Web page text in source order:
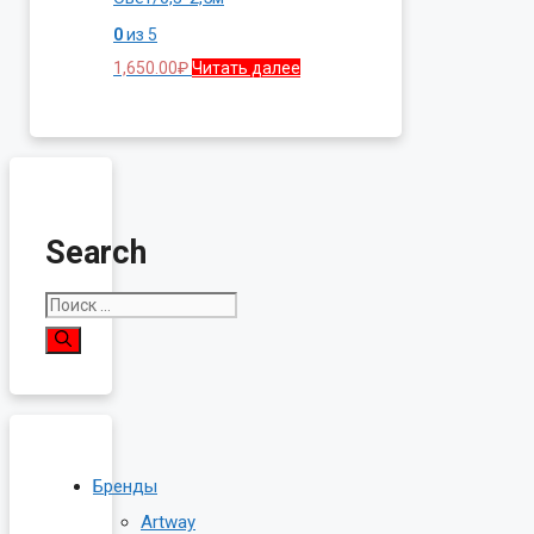
0из 5
1,650.00₽Читать далее
Search
Поиск:
Бренды
Artway